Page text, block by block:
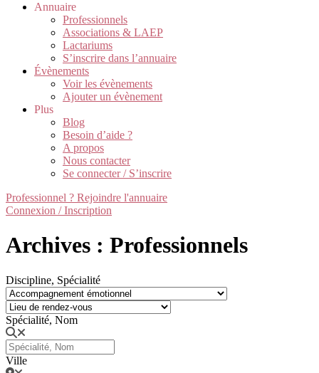
Annuaire
Professionnels
Associations & LAEP
Lactariums
S’inscrire dans l’annuaire
Évènements
Voir les évènements
Ajouter un évènement
Plus
Blog
Besoin d’aide ?
A propos
Nous contacter
Se connecter / S’inscrire
Professionnel ? Rejoindre l'annuaire
Connexion / Inscription
Archives : Professionnels
Discipline, Spécialité
Spécialité, Nom
Ville